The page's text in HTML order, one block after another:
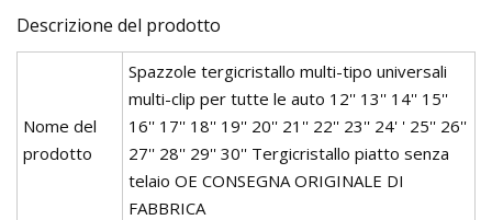
Descrizione del prodotto
Nome del
prodotto
Spazzole tergicristallo multi-tipo universali
multi-clip per tutte le auto 12'' 13'' 14'' 15''
16'' 17'' 18'' 19'' 20'' 21'' 22'' 23'' 24' ' 25'' 26''
27'' 28'' 29'' 30'' Tergicristallo piatto senza
telaio OE CONSEGNA ORIGINALE DI
FABBRICA